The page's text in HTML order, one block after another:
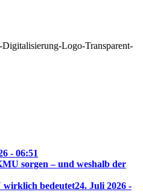
Logo-Transparent-
- 06:51
sorgen – und weshalb der
wirklich bedeutet24. Juli 2026 -